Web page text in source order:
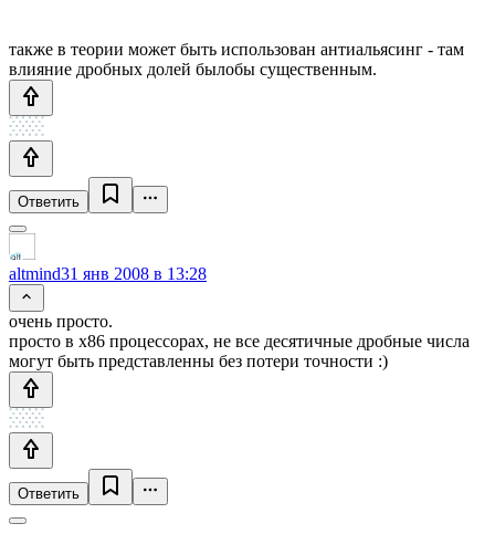
также в теории может быть использован антиальясинг - там
влияние дробных долей былобы существенным.
Ответить
altmind31 янв 2008 в 13:28
очень просто.
просто в x86 процессорах, не все десятичные дробные числа
могут быть представленны без потери точности :)
Ответить